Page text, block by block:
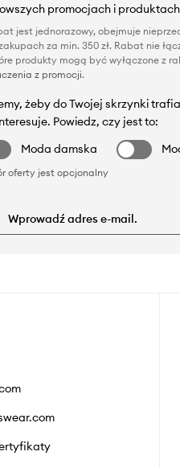
promocjach i
jest jednorazowy, obejmuje
za min. 350 zł. Rabat nie
produkty mogą być wyłączone z
z promocji.
żeby do Twojej skrzynki
Powiedz, czy jest to:
Moda damska
oferty jest opcjonalny